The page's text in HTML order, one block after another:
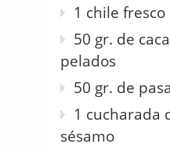
1 chile fresco
50 gr. de
pelados
50 gr. de
1 cucharada
sésamo